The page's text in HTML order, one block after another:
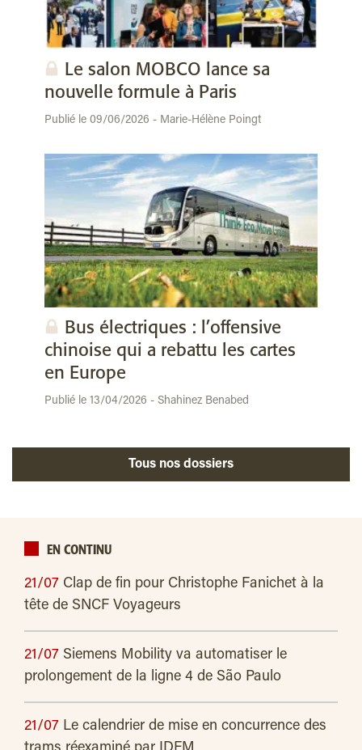
Le salon MOBCO lance sa
nouvelle formule à Paris
Publié le 09/06/2026 - Marie-Hélène Poingt
Bus électriques : l’offensive
chinoise qui a rebattu les cartes
en Europe
Publié le 13/04/2026 - Shahinez Benabed
Tous nos dossiers
EN CONTINU
21/07 Clap de fin pour Christophe Fanichet à la
tête de SNCF Voyageurs
21/07 Siemens Mobility va automatiser le
prolongement de la ligne 4 de São Paulo
21/07 Le calendrier de mise en concurrence des